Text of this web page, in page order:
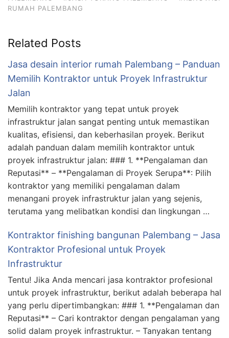
RUMAH PALEMBANG
Related Posts
Jasa desain interior rumah Palembang – Panduan
Memilih Kontraktor untuk Proyek Infrastruktur
Jalan
Memilih kontraktor yang tepat untuk proyek
infrastruktur jalan sangat penting untuk memastikan
kualitas, efisiensi, dan keberhasilan proyek. Berikut
adalah panduan dalam memilih kontraktor untuk
proyek infrastruktur jalan: ### 1. **Pengalaman dan
Reputasi** – **Pengalaman di Proyek Serupa**: Pilih
kontraktor yang memiliki pengalaman dalam
menangani proyek infrastruktur jalan yang sejenis,
terutama yang melibatkan kondisi dan lingkungan …
Kontraktor finishing bangunan Palembang – Jasa
Kontraktor Profesional untuk Proyek
Infrastruktur
Tentu! Jika Anda mencari jasa kontraktor profesional
untuk proyek infrastruktur, berikut adalah beberapa hal
yang perlu dipertimbangkan: ### 1. **Pengalaman dan
Reputasi** – Cari kontraktor dengan pengalaman yang
solid dalam proyek infrastruktur. – Tanyakan tentang